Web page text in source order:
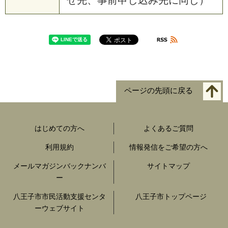
ページの先頭に戻る
はじめての方へ よくあるご質問
利用規約 情報発信をご希望の方へ
メールマガジンバックナンバ
ー
サイトマップ
八王子市市民活動支援センタ
ーウェブサイト
八王子市トップページ